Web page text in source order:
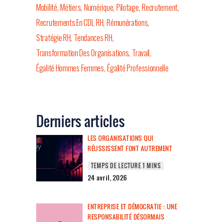
Mobilité Métiers Numérique Pilotage Recrutement
Recrutements En CDI RH Rémunérations
Stratégie RH Tendances RH
Transformation Des Organisations Travail
Égalité Hommes Femmes Égalité Professionnelle
Derniers articles
LES ORGANISATIONS QUI
RÉUSSISSENT FONT AUTREMENT
24 avril, 2026
ENTREPRISE ET DÉMOCRATIE : UNE
RESPONSABILITÉ DÉSORMAIS